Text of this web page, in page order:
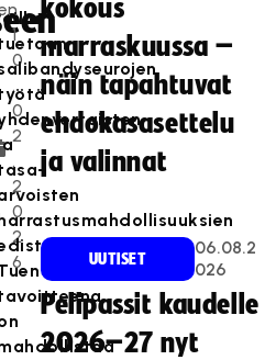
1
0
.
0
2
.
2
0
2
6
kokous
marraskuussa –
näin tapahtuvat
ehdokasasettelu
ja valinnat
UUTISET
06.08.2
026
Pelipassit kaudelle
2026–27 nyt